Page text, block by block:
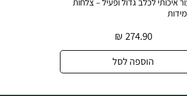
274.90
₪
הוספה לסל